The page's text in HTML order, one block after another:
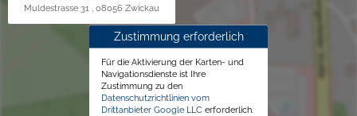
Muldestrasse 31 , 08056 Zwickau
Zustimmung erforderlich
Für die Aktivierung der Karten- und
Navigationsdienste ist Ihre
Zustimmung zu den
Datenschutzrichtlinien vom
Drittanbieter Google LLC erforderlich.